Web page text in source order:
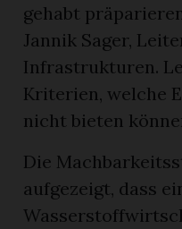
gehabt
Jannik Sager,
Infrastrukturen.
Kriterien, welche
nicht bieten
Die
aufgezeigt, dass